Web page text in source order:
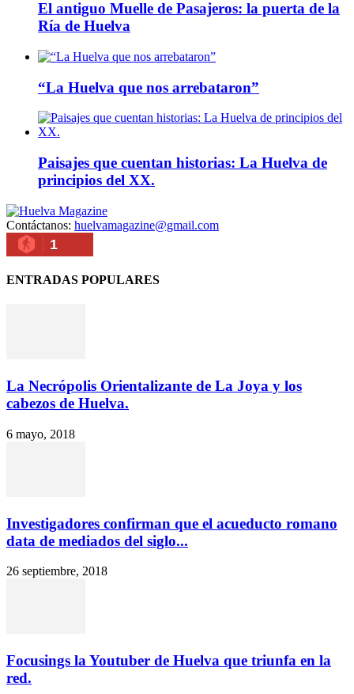
El antiguo Muelle de Pasajeros: la puerta de la
Ría de Huelva
“La Huelva que nos arrebataron”
Paisajes que cuentan historias: La Huelva de
principios del XX.
Contáctanos: huelvamagazine@gmail.com
1
ENTRADAS POPULARES
La Necrópolis Orientalizante de La Joya y los
cabezos de Huelva.
6 mayo, 2018
Investigadores confirman que el acueducto romano
data de mediados del siglo...
26 septiembre, 2018
Focusings la Youtuber de Huelva que triunfa en la
red.